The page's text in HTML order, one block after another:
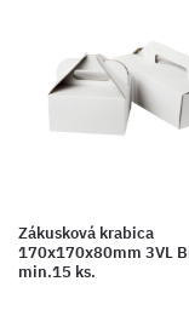
Zákusková krabica
170x170x80mm 3VL
min.15 ks.